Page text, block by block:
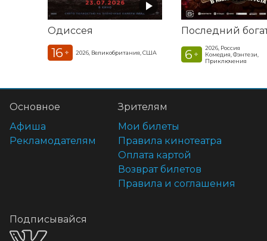
Одиссея
16 + 2026, Великобритания, США 6 +
2026, Россия
Комедия, Фэнтези,
Приключения
Основное
Афиша
Рекламодателям
Зрителям
Мои билеты
Правила кинотеатра
Оплата картой
Возврат билетов
Правила и соглашения
Подписывайся